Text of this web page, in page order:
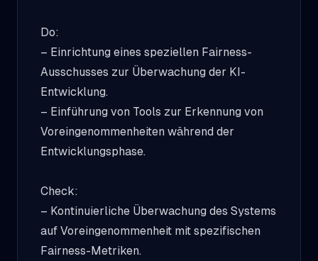
Do:
– Einrichtung eines speziellen Fairness-
Ausschusses zur Überwachung der KI-
Entwicklung.
– Einführung von Tools zur Erkennung von
Voreingenommenheiten während der
Entwicklungsphase.
Check:
– Kontinuierliche Überwachung des Systems
auf Voreingenommenheit mit spezifischen
Fairness-Metriken.